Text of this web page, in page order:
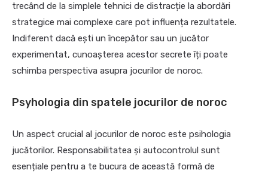
trecând de la simplele tehnici de distracție la abordări
strategice mai complexe care pot influența rezultatele.
Indiferent dacă ești un începător sau un jucător
experimentat, cunoașterea acestor secrete îți poate
schimba perspectiva asupra jocurilor de noroc.
Psyhologia din spatele jocurilor de noroc
Un aspect crucial al jocurilor de noroc este psihologia
jucătorilor. Responsabilitatea și autocontrolul sunt
esențiale pentru a te bucura de această formă de